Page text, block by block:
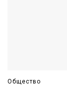
Общество